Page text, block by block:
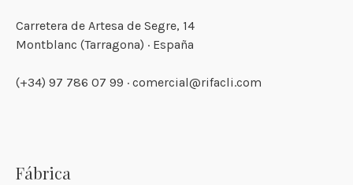
Carretera de Artesa de Segre, 14
Montblanc (Tarragona) · España
(+34) 97 786 07 99 · comercial@rifacli.com
Fábrica